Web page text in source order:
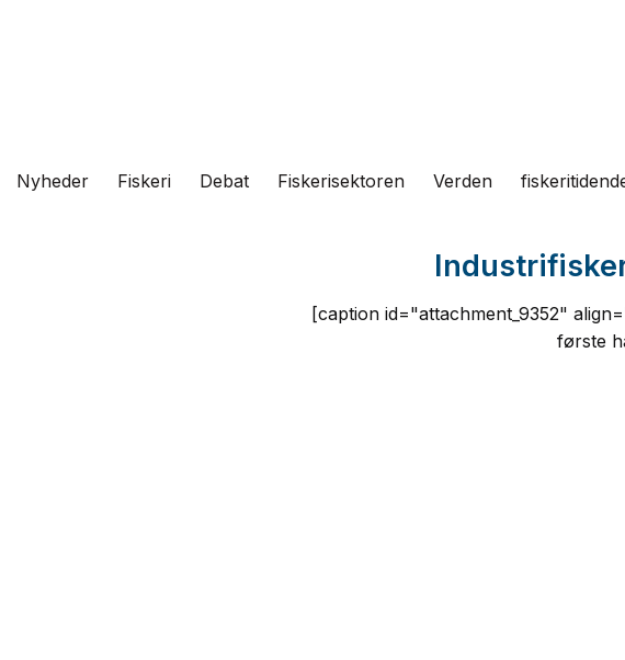
Nyheder Fiskeri Debat Fiskerisektoren Verden
[caption id="attachment_9352"
første